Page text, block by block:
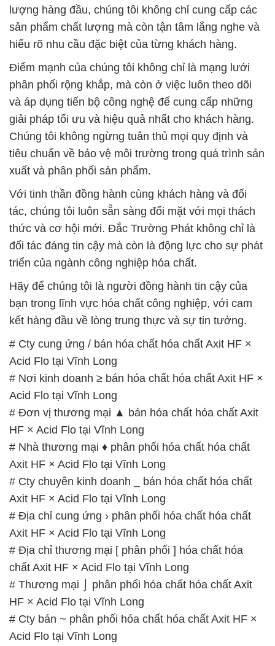
lượng hàng đầu, chúng tôi không chỉ cung cấp các
sản phẩm chất lượng mà còn tận tâm lắng nghe và
hiểu rõ nhu cầu đặc biệt của từng khách hàng.
Điểm mạnh của chúng tôi không chỉ là mạng lưới
phân phối rộng khắp, mà còn ở việc luôn theo dõi
và áp dụng tiến bộ công nghệ để cung cấp những
giải pháp tối ưu và hiệu quả nhất cho khách hàng.
Chúng tôi không ngừng tuân thủ mọi quy định và
tiêu chuẩn về bảo vệ môi trường trong quá trình sản
xuất và phân phối sản phẩm.
Với tinh thần đồng hành cùng khách hàng và đối
tác, chúng tôi luôn sẵn sàng đối mặt với mọi thách
thức và cơ hội mới. Đắc Trường Phát không chỉ là
đối tác đáng tin cậy mà còn là động lực cho sự phát
triển của ngành công nghiệp hóa chất.
Hãy để chúng tôi là người đồng hành tin cậy của
bạn trong lĩnh vực hóa chất công nghiệp, với cam
kết hàng đầu về lòng trung thực và sự tin tưởng.
# Cty cung ứng / bán hóa chất hóa chất Axit HF ×
Acid Flo tại Vĩnh Long
# Nơi kinh doanh ≥ bán hóa chất hóa chất Axit HF ×
Acid Flo tại Vĩnh Long
# Đơn vị thương mại ▲ bán hóa chất hóa chất Axit
HF × Acid Flo tại Vĩnh Long
# Nhà thương mại ♦ phân phối hóa chất hóa chất
Axit HF × Acid Flo tại Vĩnh Long
# Cty chuyên kinh doanh _ bán hóa chất hóa chất
Axit HF × Acid Flo tại Vĩnh Long
# Địa chỉ cung ứng › phân phối hóa chất hóa chất
Axit HF × Acid Flo tại Vĩnh Long
# Địa chỉ thương mại [ phân phối ] hóa chất hóa
chất Axit HF × Acid Flo tại Vĩnh Long
# Thương mại ⌡ phân phối hóa chất hóa chất Axit
HF × Acid Flo tại Vĩnh Long
# Cty bán ~ phân phối hóa chất hóa chất Axit HF ×
Acid Flo tại Vĩnh Long